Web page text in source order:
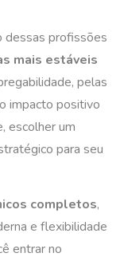
dessas profissões
mais estáveis
pelas
impacto positivo
escolher um
para seu
completos,
e flexibilidade
entrar no